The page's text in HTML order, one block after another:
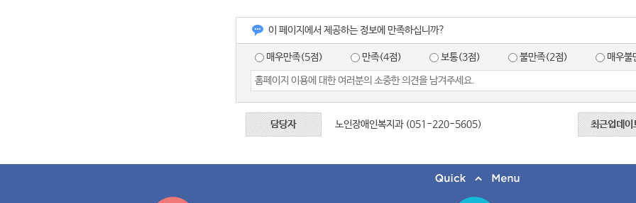
이 페이지에서 제공하는 정보에 만족하십니까?
매우만족(5점) 만족(4점) 보통(3점) 불만족(2점) 매우
담당자 노인장애인복지과 (051-220-5605) 최근업데이